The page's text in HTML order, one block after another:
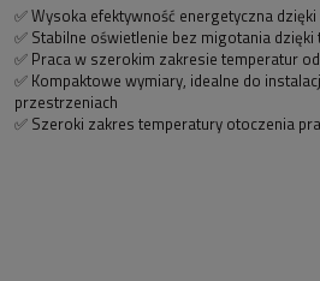
✅ Wysoka efektywność energetyczna
✅ Stabilne oświetlenie bez migotania
✅ Praca w szerokim zakresie temperatur
✅ Kompaktowe wymiary, idealne do
przestrzeniach
✅ Szeroki zakres temperatury otoczenia